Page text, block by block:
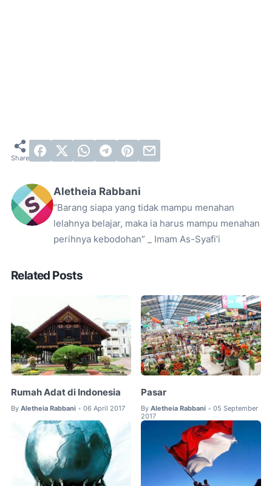
Aletheia Rabbani
“Barang siapa yang tidak mampu menahan
lelahnya belajar, maka ia harus mampu menahan
perihnya kebodohan” _ Imam As-Syafi’i
Related Posts
Rumah Adat di Indonesia
By Aletheia Rabbani • 06 April 2017
Pasar
By Aletheia Rabbani • 05 September
2017